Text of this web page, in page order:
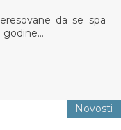
da se spa
godine…
Novosti